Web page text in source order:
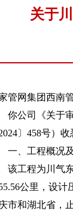
关于
管网集团西南
公司《关于审
2024〕458号）
、工程概况及
工程为川气东
公里，设
市和湖北省，